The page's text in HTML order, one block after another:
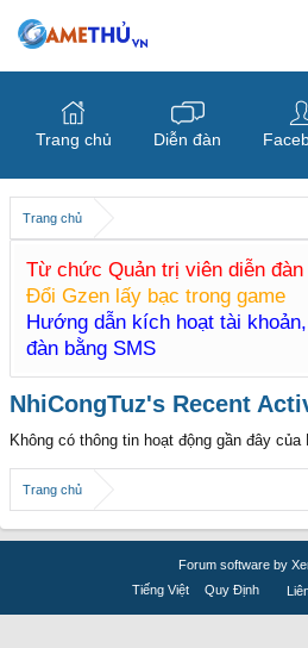
Trang chủ
Từ chức Quản trị viên diễn đàn
Đổi Gzen lấy bạc trong game
Hướng dẫn kích hoạt tài
đàn bằng SMS
NhiCongTuz's Recent
Không có thông tin hoạt động gần đây của
Trang chủ
Trang chủ Diễn đàn
Forum software by
Tiếng Việt
Quy Định